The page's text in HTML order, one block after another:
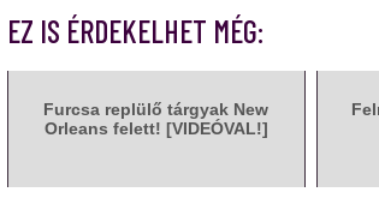
EZ IS ÉRDEKELHET MÉG:
Furcsa replülő tárgyak New
Orleans felett! [VIDEÓVAL!]